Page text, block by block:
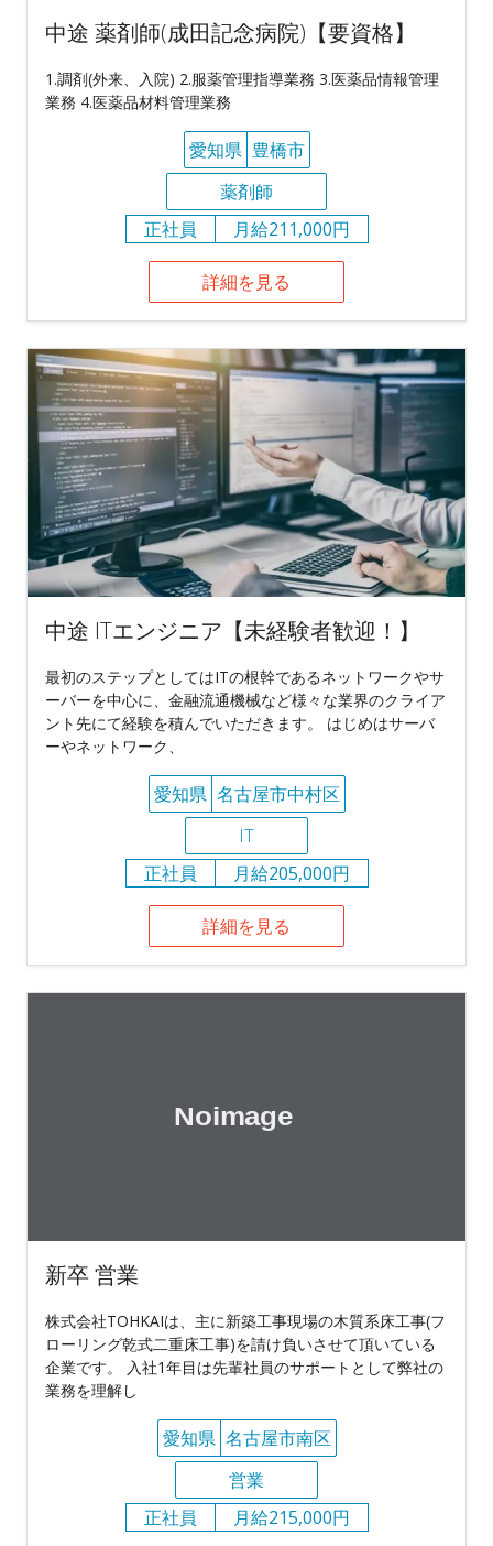
中途 薬剤師(成田記念病院)【要資格】
1.調剤(外来、入院) 2.服薬管理指導業務 3.医薬品情報管理
業務 4.医薬品材料管理業務
愛知県 豊橋市
薬剤師
正社員
月給211,000円
詳細を見る
中途 ITエンジニア【未経験者歓迎！】
最初のステップとしてはITの根幹であるネットワークやサ
ーバーを中心に、金融流通機械など様々な業界のクライア
ント先にて経験を積んでいただきます。 はじめはサーバ
ーやネットワーク、
愛知県 名古屋市中村区
IT
正社員
月給205,000円
詳細を見る
新卒 営業
株式会社TOHKAIは、主に新築工事現場の木質系床工事(フ
ローリング乾式二重床工事)を請け負いさせて頂いている
企業です。 入社1年目は先輩社員のサポートとして弊社の
業務を理解し
愛知県 名古屋市南区
営業
正社員
月給215,000円